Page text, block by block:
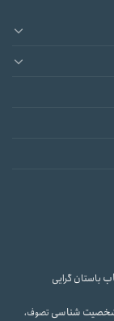
باستان گرایی
شخصیت شناسی تصوف،